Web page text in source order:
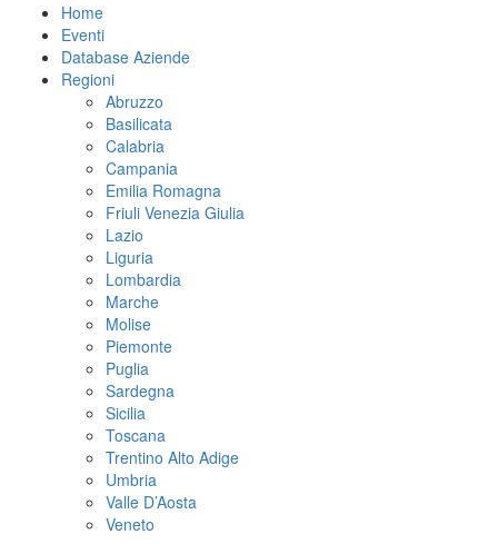
Home
Eventi
Database Aziende
Regioni
Abruzzo
Basilicata
Calabria
Campania
Emilia Romagna
Friuli Venezia Giulia
Lazio
Liguria
Lombardia
Marche
Molise
Piemonte
Puglia
Sardegna
Sicilia
Toscana
Trentino Alto Adige
Umbria
Valle D’Aosta
Veneto